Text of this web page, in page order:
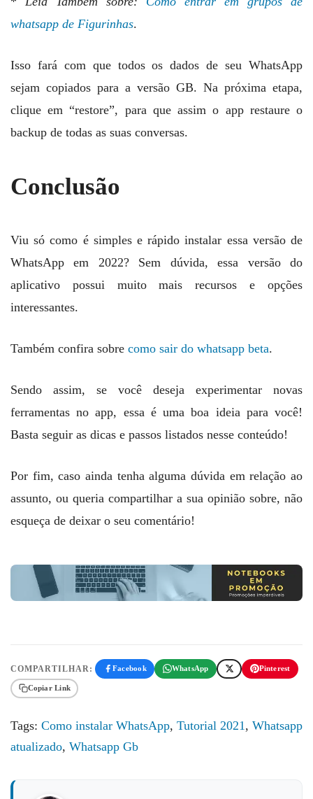
whatsapp de Figurinhas.
Isso fará com que todos os dados de seu WhatsApp
sejam copiados para a versão GB. Na próxima etapa,
clique em “restore”, para que assim o app restaure o
backup de todas as suas conversas.
Conclusão
Viu só como é simples e rápido instalar essa versão de
WhatsApp em 2022? Sem dúvida, essa versão do
aplicativo possui muito mais recursos e opções
interessantes.
Também confira sobre como sair do whatsapp beta.
Sendo assim, se você deseja experimentar novas
ferramentas no app, essa é uma boa ideia para você!
Basta seguir as dicas e passos listados nesse conteúdo!
Por fim, caso ainda tenha alguma dúvida em relação ao
assunto, ou queria compartilhar a sua opinião sobre, não
esqueça de deixar o seu comentário!
COMPARTILHAR: Facebook WhatsApp Pinterest
Copiar Link
Tags: Como instalar WhatsApp, Tutorial 2021 , Whatsapp
atualizado, Whatsapp Gb